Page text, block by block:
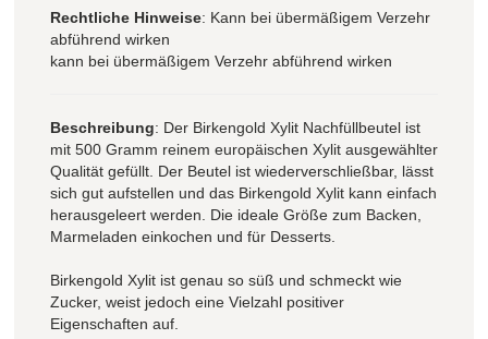
Rechtliche Hinweise: Kann bei übermäßigem Verzehr
abführend wirken
kann bei übermäßigem Verzehr abführend wirken
Beschreibung: Der Birkengold Xylit Nachfüllbeutel ist
mit 500 Gramm reinem europäischen Xylit ausgewählter
Qualität gefüllt. Der Beutel ist wiederverschließbar, lässt
sich gut aufstellen und das Birkengold Xylit kann einfach
herausgeleert werden. Die ideale Größe zum Backen,
Marmeladen einkochen und für Desserts.
Birkengold Xylit ist genau so süß und schmeckt wie
Zucker, weist jedoch eine Vielzahl positiver
Eigenschaften auf.